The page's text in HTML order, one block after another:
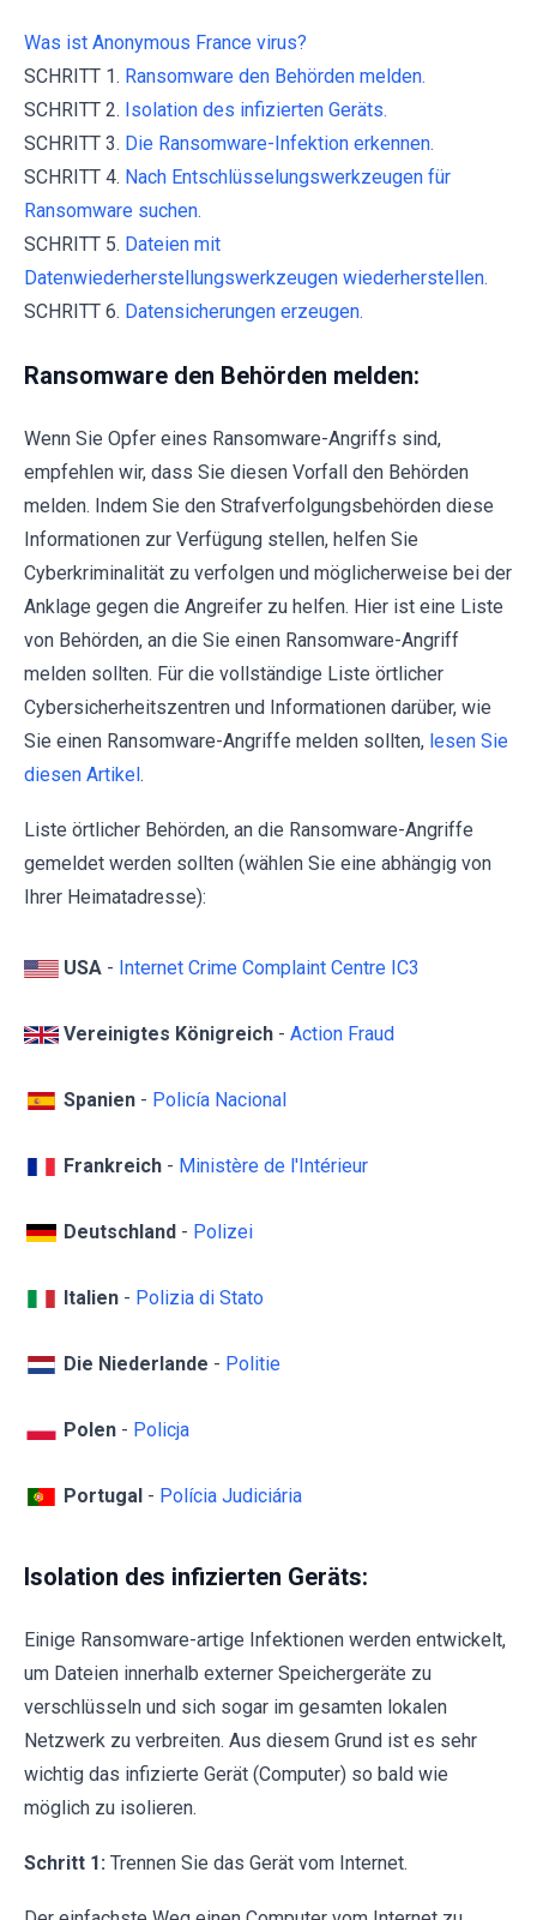
Was ist Anonymous France virus?
SCHRITT 1. Ransomware den Behörden melden.
SCHRITT 2. Isolation des infizierten Geräts.
SCHRITT 3. Die Ransomware-Infektion erkennen.
SCHRITT 4. Nach Entschlüsselungswerkzeugen für
Ransomware suchen.
SCHRITT 5. Dateien mit
Datenwiederherstellungswerkzeugen wiederherstellen.
SCHRITT 6. Datensicherungen erzeugen.
Ransomware den Behörden melden:
Wenn Sie Opfer eines Ransomware-Angriffs sind,
empfehlen wir, dass Sie diesen Vorfall den Behörden
melden. Indem Sie den Strafverfolgungsbehörden diese
Informationen zur Verfügung stellen, helfen Sie
Cyberkriminalität zu verfolgen und möglicherweise bei der
Anklage gegen die Angreifer zu helfen. Hier ist eine Liste
von Behörden, an die Sie einen Ransomware-Angriff
melden sollten. Für die vollständige Liste örtlicher
Cybersicherheitszentren und Informationen darüber, wie
Sie einen Ransomware-Angriffe melden sollten, lesen Sie
diesen Artikel .
Liste örtlicher Behörden, an die Ransomware-Angriffe
gemeldet werden sollten (wählen Sie eine abhängig von
Ihrer Heimatadresse):
USA - Internet Crime Complaint Centre IC3
Vereinigtes Königreich - Action Fraud
Spanien - Policía Nacional
Frankreich - Ministère de l'Intérieur
Deutschland - Polizei
Italien - Polizia di Stato
Die Niederlande - Politie
Polen - Policja
Portugal - Polícia Judiciária
Isolation des infizierten Geräts:
Einige Ransomware-artige Infektionen werden entwickelt,
um Dateien innerhalb externer Speichergeräte zu
verschlüsseln und sich sogar im gesamten lokalen
Netzwerk zu verbreiten. Aus diesem Grund ist es sehr
wichtig das infizierte Gerät (Computer) so bald wie
möglich zu isolieren.
Schritt 1: Trennen Sie das Gerät vom Internet.